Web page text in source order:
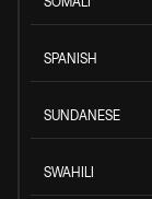
SPANISH
SUNDANESE
SWAHILI